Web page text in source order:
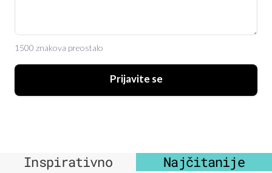
1500 znakova preostalo
Prijavite se
Inspirativno
Najčitanije